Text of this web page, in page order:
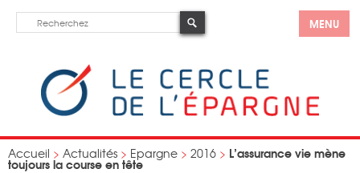
MENU
Accueil > Actualités > Epargne > 2016 > L’assurance vie mène
toujours la course en tête